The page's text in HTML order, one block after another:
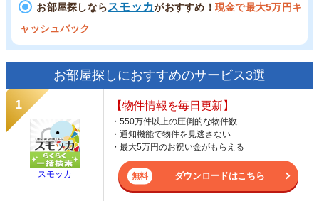
お部屋探しならスモッカがおすすめ！ 現金で最大5万円キ
ャッシュバック
お部屋探しにおすすめのサービス3選
スモッカ
【物件情報を毎日更新】
・550万件以上の圧倒的な物件数
・通知機能で物件を見逃さない
・最大5万円のお祝い金がもらえる
ダウンロードはこちら